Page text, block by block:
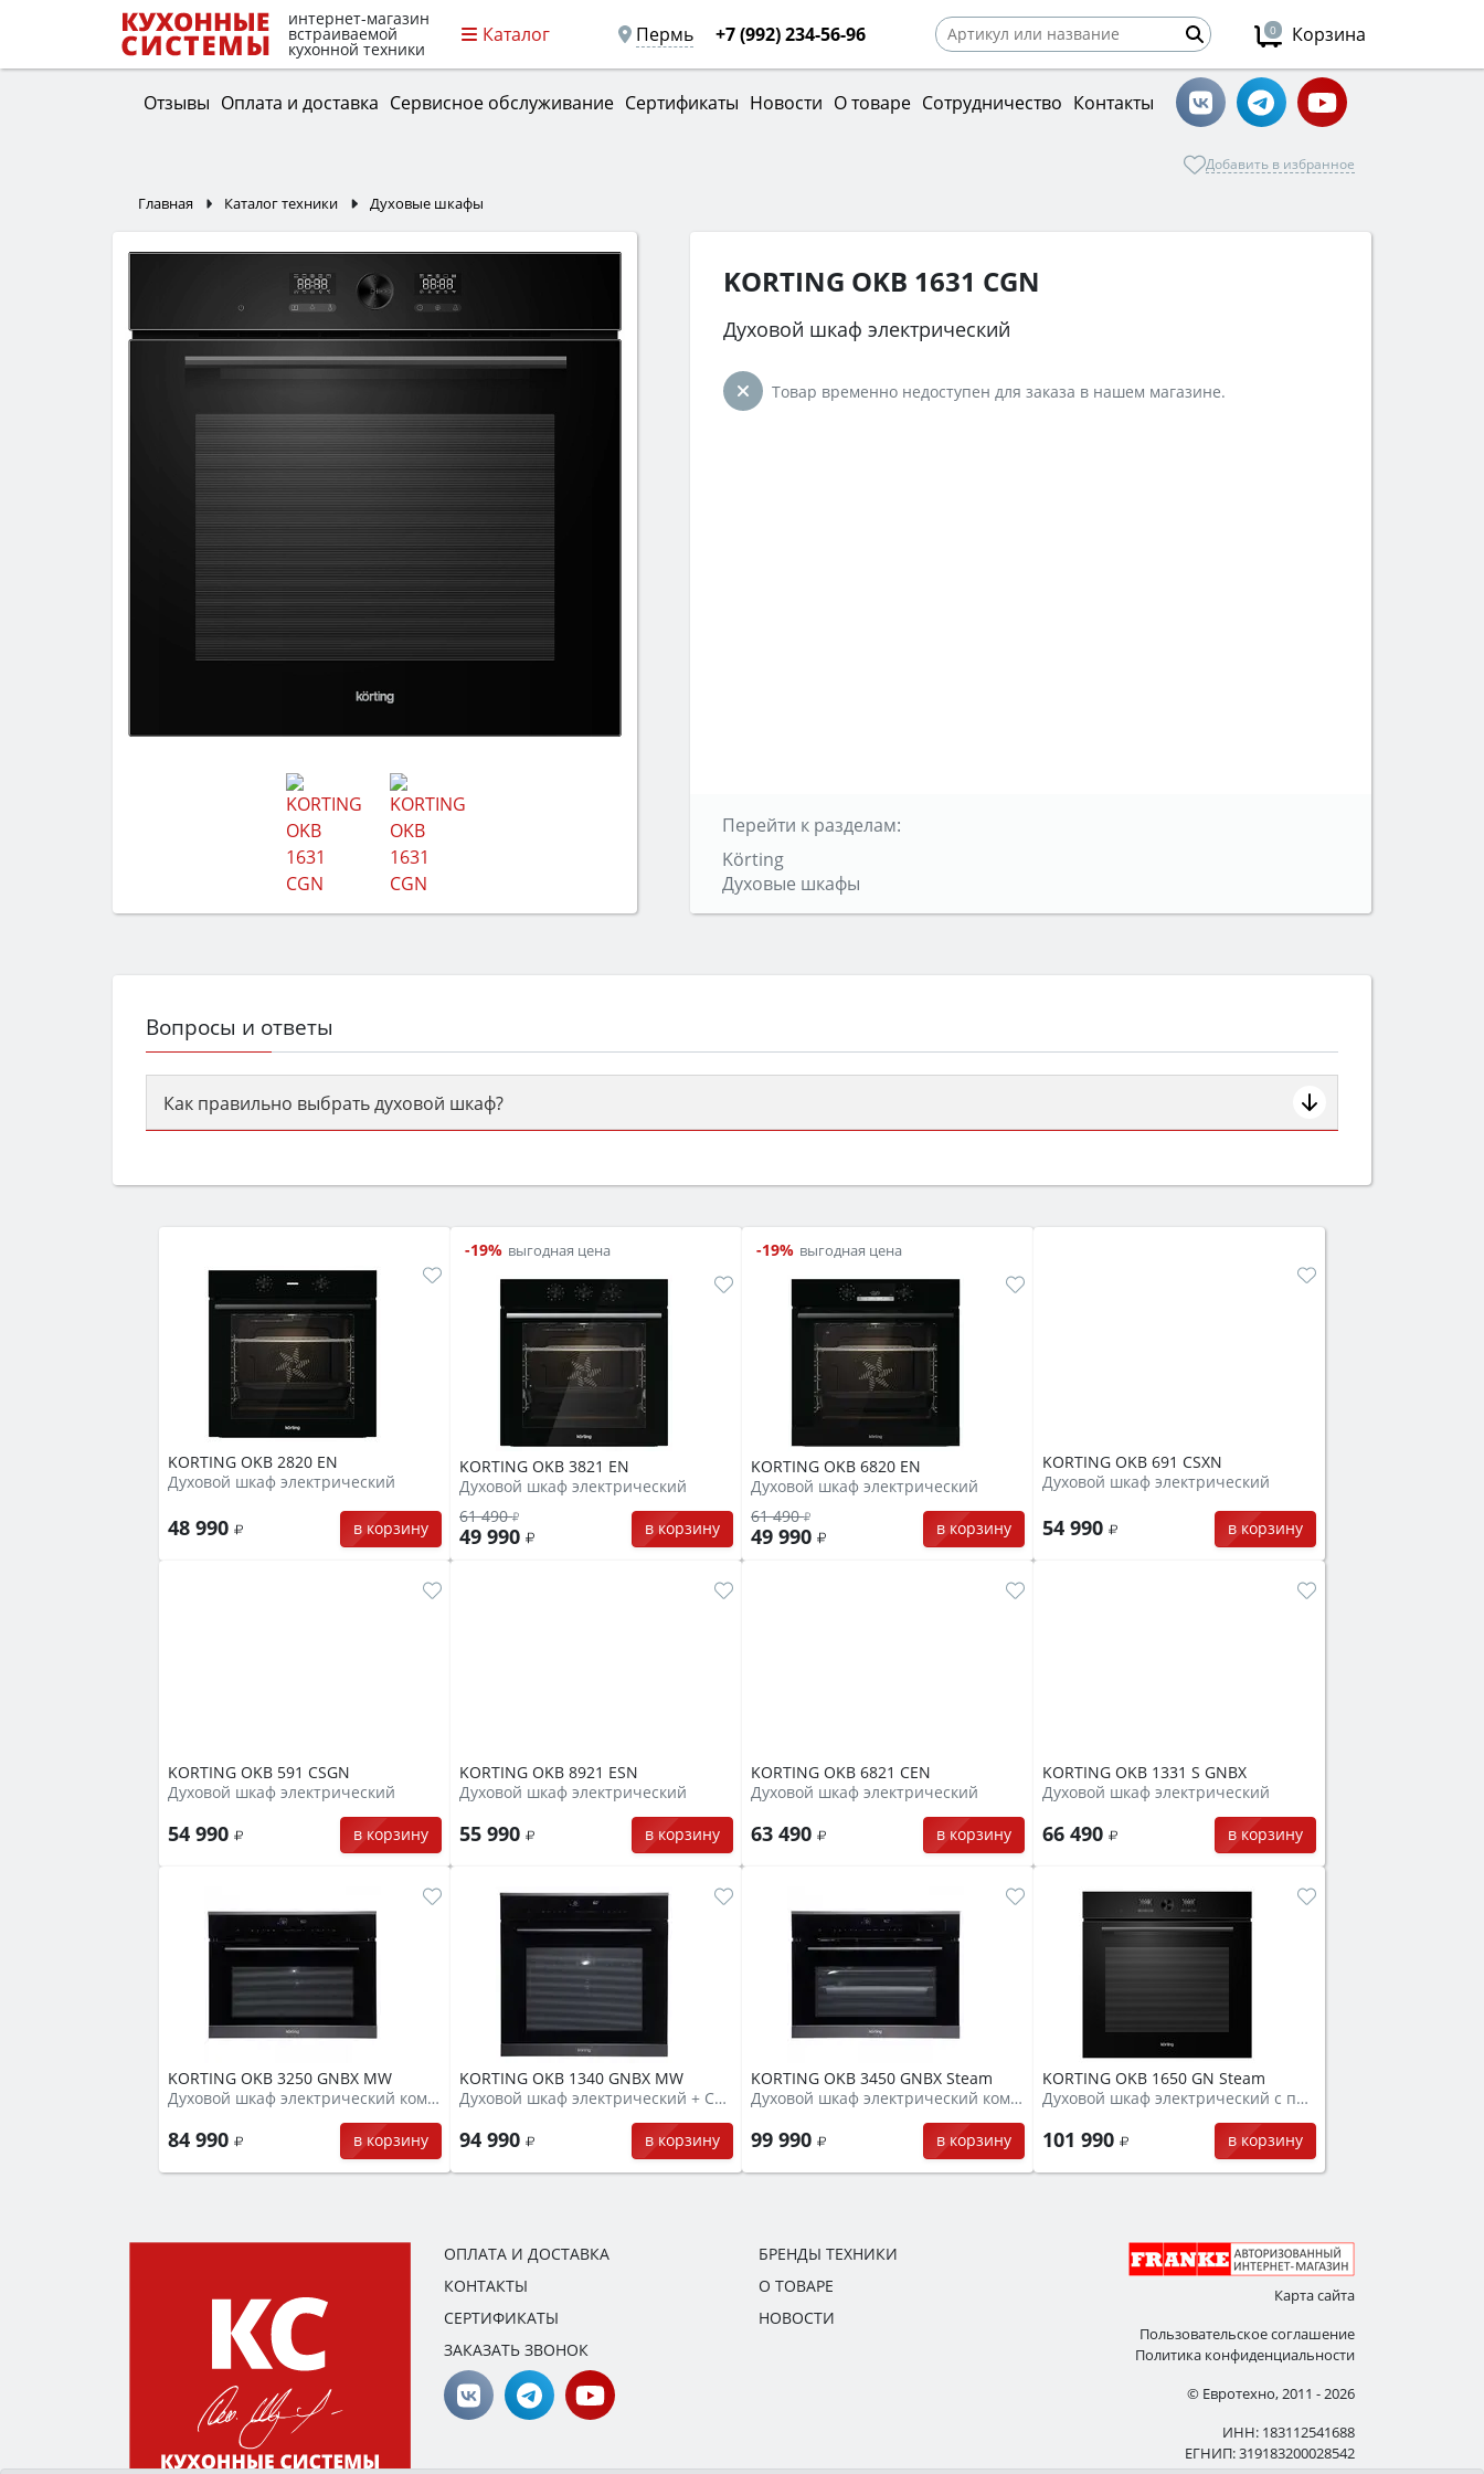
интернет-магазин
встраиваемой
кухонной техники
Каталог Пермь +7 (992) 234-56-96 0 Корзина
Отзывы Оплата и доставка Сервисное обслуживание Сертификаты Новости О товаре Сотрудничество Контакты
Добавить в избранное
Главная Каталог техники Духовые шкафы
KORTING OKB 1631 CGN
Духовой шкаф электрический
Товар временно недоступен для заказа в нашем магазине.
Перейти к разделам:
Körting
Духовые шкафы
Вопросы и ответы
Как правильно выбрать духовой шкаф?
семьи, класс энергопотребления не ниже A и нужные функции (конвекция, гриль, самоочистка, защита от детей).
KORTING OKB 2820 EN
Духовой шкаф электрический
48 990 в корзину
-19% выгодная цена
KORTING OKB 3821 EN
Духовой шкаф электрический
61 490
49 990 в корзину
-19% выгодная цена
KORTING OKB 6820 EN
Духовой шкаф электрический
61 490
49 990 в корзину
KORTING OKB 691 CSXN
Духовой шкаф электрический
54 990 в корзину
KORTING OKB 591 CSGN
Духовой шкаф электрический
54 990 в корзину
KORTING OKB 8921 ESN
Духовой шкаф электрический
55 990 в корзину
KORTING OKB 6821 CEN
Духовой шкаф электрический
63 490 в корзину
KORTING OKB 1331 S GNBX
Духовой шкаф электрический
66 490 в корзину
KORTING OKB 3250 GNBX MW
Духовой шкаф электрический компактный + СВЧ
84 990 в корзину
KORTING OKB 1340 GNBX MW
Духовой шкаф электрический + СВЧ
94 990 в корзину
KORTING OKB 3450 GNBX Steam
Духовой шкаф электрический компактный + пар
99 990 в корзину
KORTING OKB 1650 GN Steam
Духовой шкаф электрический с паром
101 990 в корзину
ОПЛАТА И ДОСТАВКА
КОНТАКТЫ
СЕРТИФИКАТЫ
ЗАКАЗАТЬ ЗВОНОК
БРЕНДЫ ТЕХНИКИ
О ТОВАРЕ
НОВОСТИ
Карта сайта
Пользовательское соглашение
Политика конфиденциальности
© Евротехно, 2011 - 2026
ИНН: 183112541688
ЕГНИП: 319183200028542